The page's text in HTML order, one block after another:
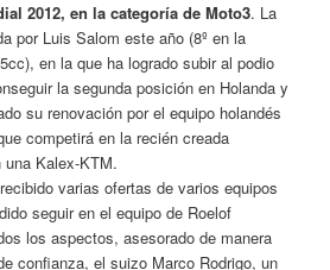
2012, en la categoría de Moto3. La
por Luis Salom este año (8º en la
en la que ha logrado subir al podio
la segunda posición en Holanda y
su renovación por el equipo holandés
competirá en la recién creada
Kalex-KTM.
varias ofertas de varios equipos
seguir en el equipo de Roelof
los aspectos, asesorado de manera
confianza, el suizo Marco Rodrigo, un